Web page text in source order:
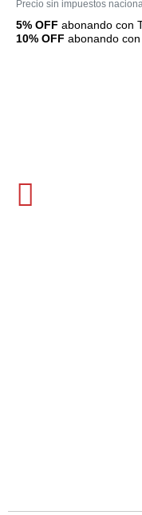
Precio sin impuestos
5% OFF abonando con
10% OFF abonando